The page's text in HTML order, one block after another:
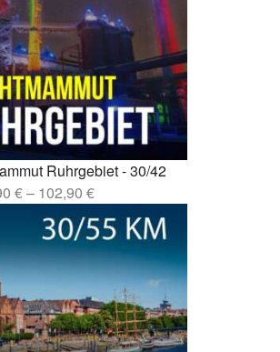
wandern: 5
Niers, Wald
alleine: Monas
Alleinstarten
Ruhrgebiet - 30/42
€– 102,90 €